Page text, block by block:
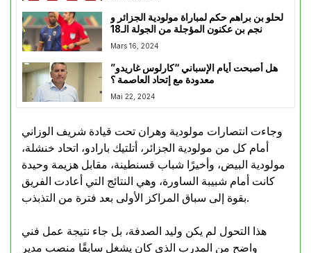
لحلو بن براهم حكم لمباراة مولودية الجزائر و
نجم بن عكنون المؤجلة من الجولة الـ18
Mars 16, 2024
هل أصبحت أيام الإسباني “كارلوس غاريدو”
معدودة مع إتحاد العاصمة ؟
Mai 22, 2024
وجاءت انتصارات مولودية وهران تحت قيادة شريف الوزاني
أمام كل من مولودية الجزائر، أتلتيك بارادو، اتحاد خنشلة،
مولودية البيض، وأخيرًا شباب قسنطينة، مقابل هزيمة وحيدة
كانت أمام شبيبة الساورة، وهي النتائج التي أعادت الفريق
بقوة إلى سباق المراكز الأولى بعد فترة من التذبذب.
هذا التحول لم يكن وليد الصدفة، بل جاء نتيجة عمل فني
واضح من المدرب الذي كان يشغل سابقًا منصب مدير